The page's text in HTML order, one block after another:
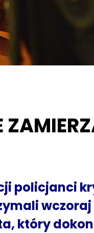
policjanci
który